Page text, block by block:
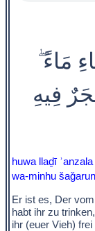
مَاءً
فِيهِ
huwa llaḏī
wa-minhu
Er ist es, Der
habt ihr zu
ihr (euer Vieh)